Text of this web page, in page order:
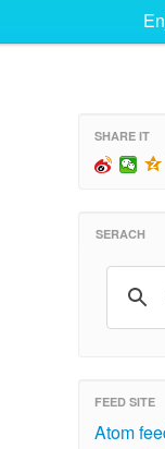
SHARE IT
SERACH
FEED SITE
Atom